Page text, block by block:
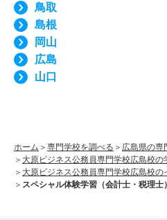
鳥取
島根
岡山
広島
山口
ホーム 専門学校を調べる
広島県の専
大原ビジネス公務員専門学校広島校の
大原ビジネス公務員専門学校広島校
スペシャル体験学習（会計士・税理士）